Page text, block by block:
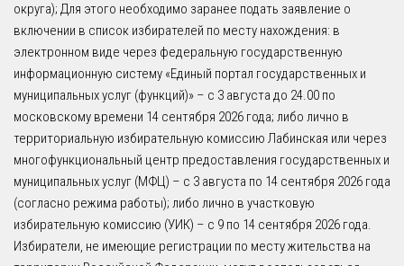
округа); Для этого необходимо заранее подать заявление о
включении в список избирателей по месту нахождения: в
электронном виде через федеральную государственную
информационную систему «Единый портал государственных и
муниципальных услуг (функций)» – с 3 августа до 24.00 по
московскому времени 14 сентября 2026 года; либо лично в
территориальную избирательную комиссию Лабинская или через
многофункциональный центр предоставления государственных и
муниципальных услуг (МФЦ) – с 3 августа по 14 сентября 2026 года
(согласно режима работы); либо лично в участковую
избирательную комиссию (УИК) – с 9 по 14 сентября 2026 года.
Избиратели, не имеющие регистрации по месту жительства на